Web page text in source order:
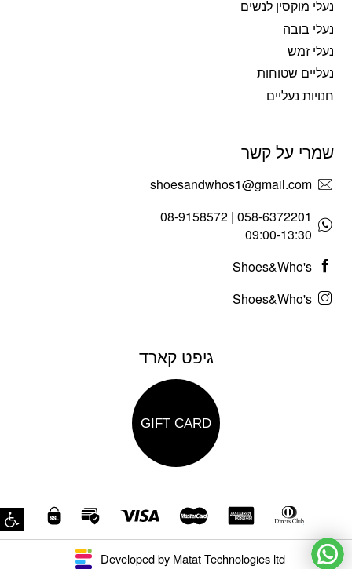
נעלי מוקסין לנשים
נעלי בובה
נעלי זמש
נעליים שטוחות
חנויות נעליים
שמרי על קשר
shoesandwhos1@gmail.com
058-6372201 | 08-9158572
09:00-13:30
Shoes&Who's
Shoes&Who's
גיפט קארד
GIFT CARD
Developed by Matat Technologies ltd